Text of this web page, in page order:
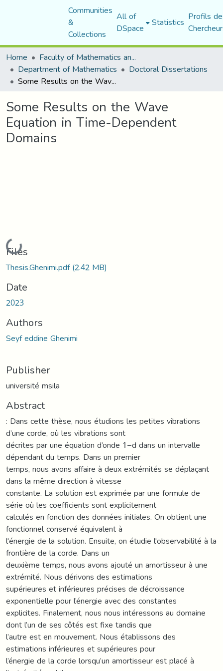
Communities
&
Collections
All of
DSpace Statistics Profils
Home
Faculty of Mathematics and Computer Science
Department of Mathematics Doctoral Dissertations
Some Results on the Wave Equation in Time-Dependent Domains
Some Results on the Wave
Equation in Time-Dependent
Domains
Loading...
Files
Thesis.Ghenimi.pdf(2.42 MB)
Date
2023
Authors
Seyf eddine Ghenimi
Publisher
université msila
Abstract
: Dans cette thèse, nous étudions les petites vibrations
d’une corde, où les vibrations sont
décrites par une équation d’onde 1−d dans un intervalle
dépendant du temps. Dans un premier
temps, nous avons affaire à deux extrémités se déplaçant
dans la même direction à vitesse
constante. La solution est exprimée par une formule de
série où les coefficients sont explicitement
calculés en fonction des données initiales. On obtient une
fonctionnel conservé équivalent à
l'énergie de la solution. Ensuite, on étudie l'observabilité à la
frontière de la corde. Dans un
deuxième temps, nous avons ajouté un amortisseur à une
extrémité. Nous dérivons des estimations
supérieures et inférieures précises de décroissance
exponentielle pour l’énergie avec des constantes
explicites. Finalement, nous nous intéressons au domaine
dont l’un de ses côtés est fixe tandis que
l’autre est en mouvement. Nous établissons des
estimations inférieures et supérieures pour
l’énergie de la corde lorsqu’un amortisseur est placé à